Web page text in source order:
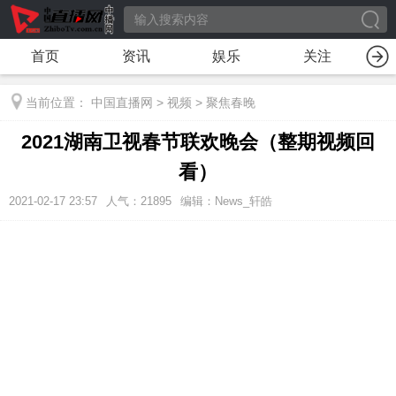
首页 资讯 娱乐 关注
当前位置： 中国直播网 > 视频 > 聚焦春晚
2021湖南卫视春节联欢晚会（整期视频回
看）
2021-02-17 23:57 人气： 21895 编辑：News_轩皓